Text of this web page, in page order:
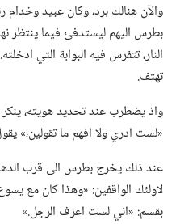
والآن هنالك برد،‏ وكان عبيد
بطرس اليهم ليستدفئ فيما ينتظر
النار،‏ تتفرس فيه البوابة التي
تهتف.‏
واذ يضطرب عند تحديد هويته،‏
«لست ادري ولا افهم ما تقولين،‏»
عند ذلك يخرج بطرس الى قرب
لاولئك الواقفين:‏ «وهذا كان مع
بقسم:‏ «اني لست اعرف الرجل.‏»‏